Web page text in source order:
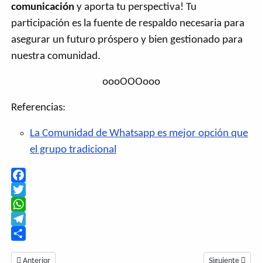
comunicación y aporta tu perspectiva! Tu
participación es la fuente de respaldo necesaria para
asegurar un futuro próspero y bien gestionado para
nuestra comunidad.
oooOOOooo
Referencias:
La Comunidad de Whatsapp es mejor opción que
el grupo tradicional
Facebook
Twitter
WhatsApp
Telegram
Artículo anterior: Pedro Verde: Calidad de vida y buen ambiente familiar
Anterior Artículo
Siguiente